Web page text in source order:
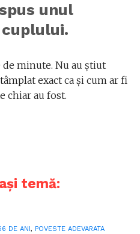
unul
minute. Nu au știut
exact ca și cum ar fi
chiar au fost.
temă:
DE ANI , POVESTE ADEVARATA